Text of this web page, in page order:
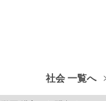
社会 一覧へ